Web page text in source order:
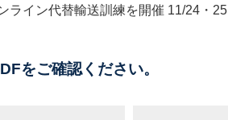
ライン代替輸送訓練を開催​​ 11/24・25​​
をご確認ください。